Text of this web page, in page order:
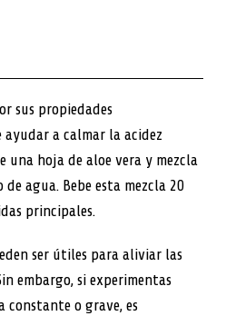
sus propiedades
a calmar la acidez
una hoja de aloe vera y mezcla
agua. Bebe esta mezcla 20
principales.
ser útiles para aliviar las
embargo, si experimentas
constante o grave, es